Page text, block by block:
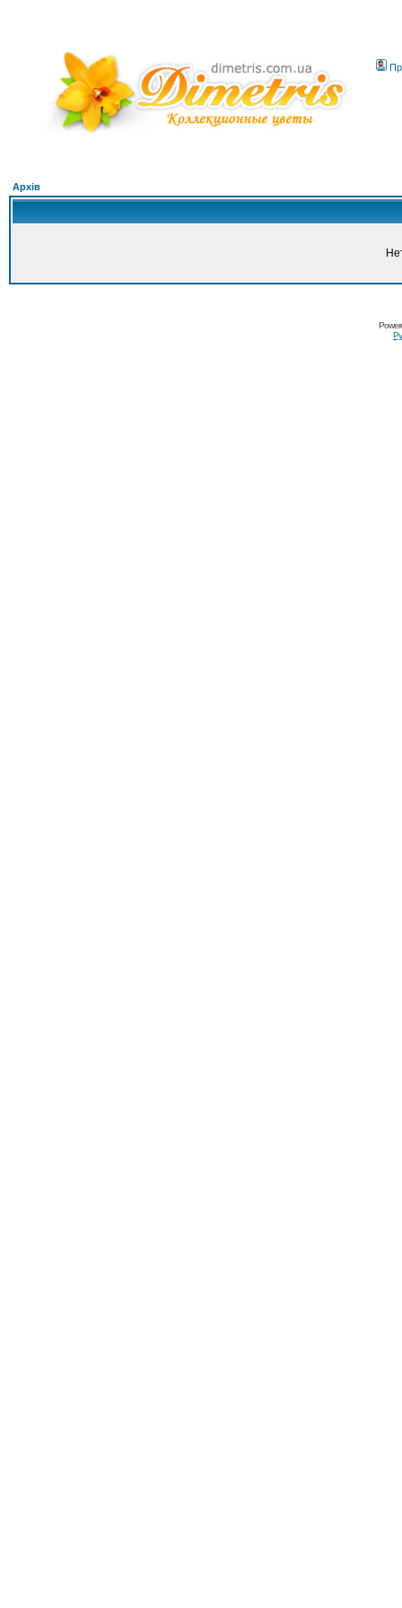
Архів